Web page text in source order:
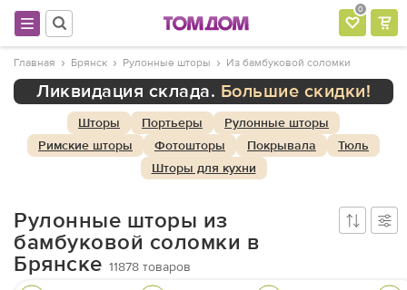
0
Главная Брянск Рулонные шторы Из бамбуковой соломки
Ликвидация склада. Большие скидки!
Шторы Портьеры
Рулонные шторы
Римские шторы
Фотошторы Покрывала
Тюль
Шторы для кухни
Рулонные шторы из
бамбуковой соломки в
Брянске 11878 товаров